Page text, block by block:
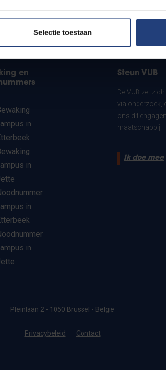
Selectie toestaan
en
in
in
in
in
Steun VUB
De VUB zet
via onderzoek,
ons dit
maatschappij.
Ik doe mee
Pleinlaan 2 - 1050 Brussel - België
Privacybeleid Contact